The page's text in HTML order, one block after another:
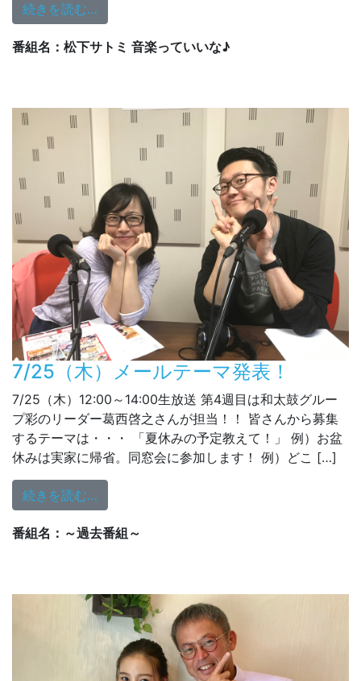
続きを読む…
番組名：松下サトミ 音楽っていいな♪
7/25（木）メールテーマ発表！
7/25（木）12:00～14:00生放送 第4週目は和太鼓グルー
プ彩のリーダー葛西啓之さんが担当！！ 皆さんから募集
するテーマは・・・ 「夏休みの予定教えて！」 例）お盆
休みは実家に帰省。同窓会に参加します！ 例）どこ […]
続きを読む…
番組名：～過去番組～